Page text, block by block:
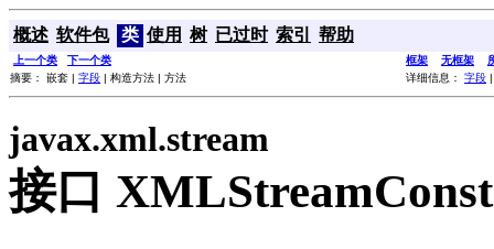
概述 软件包 类 使用 树 已过时 索引 帮助
上一个类 下一个类 框架 无框架
摘要： 嵌套 | 字段 | 构造方法 | 方法 详细信息： 字段 |
javax.xml.stream
接口